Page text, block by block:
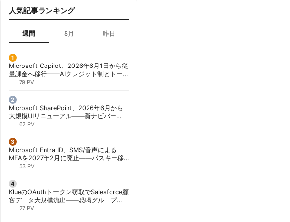
人気記事ランキング
週間 8月 昨日
Microsoft Copilot、2026年6月1日から従
量課金へ移行——AIクレジット制とトーク
ンコストで「メーターショック」を回避
79 PV
Microsoft SharePoint、2026年6月から
大規模UIリニューアル——新ナビバー
「Discover/Publish/Build」とAI機能を段
62 PV
Microsoft Entra ID、SMS/音声による
MFAを2027年2月に廃止——パスキー移
行が既定に | 胡田昌彦
53 PV
KlueのOAuthトークン窃取でSalesforce顧
客データ大規模流出——恐喝グループ
「Icarus」が犯行声明 | 胡田昌彦
27 PV